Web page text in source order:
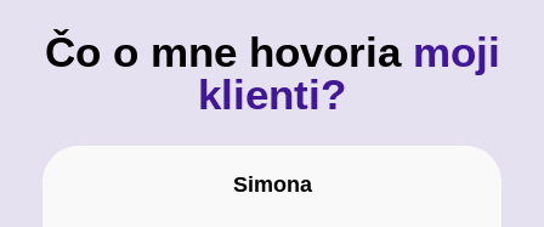
Čo o mne hovoriamoji
klienti?
Simona